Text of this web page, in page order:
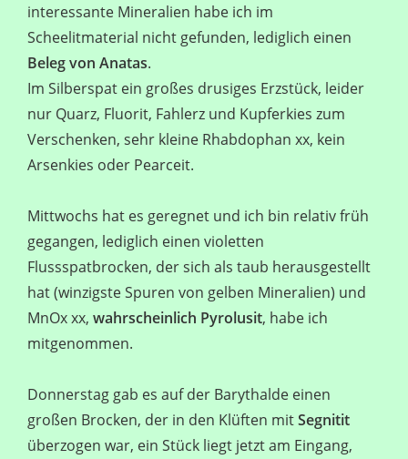
interessante Mineralien habe ich im
Scheelitmaterial nicht gefunden, lediglich einen
Beleg von Anatas.
Im Silberspat ein großes drusiges Erzstück, leider
nur Quarz, Fluorit, Fahlerz und Kupferkies zum
Verschenken, sehr kleine Rhabdophan xx, kein
Arsenkies oder Pearceit.
Mittwochs hat es geregnet und ich bin relativ früh
gegangen, lediglich einen violetten
Flussspatbrocken, der sich als taub herausgestellt
hat (winzigste Spuren von gelben Mineralien) und
MnOx xx, wahrscheinlich Pyrolusit, habe ich
mitgenommen.
Donnerstag gab es auf der Barythalde einen
großen Brocken, der in den Klüften mitSegnitit
überzogen war, ein Stück liegt jetzt am Eingang,